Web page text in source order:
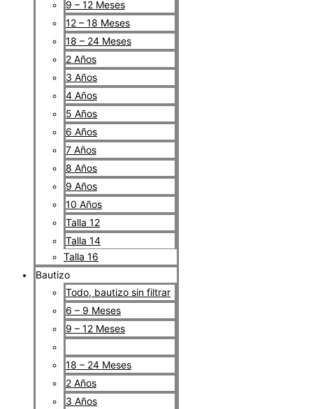
9 – 12 Meses
12 – 18 Meses
18 – 24 Meses
2 Años
3 Años
4 Años
5 Años
6 Años
7 Años
8 Años
9 Años
10 Años
Talla 12
Talla 14
Talla 16
Bautizo
Todo, bautizo sin filtrar
6 – 9 Meses
9 – 12 Meses
18 – 24 Meses
2 Años
3 Años